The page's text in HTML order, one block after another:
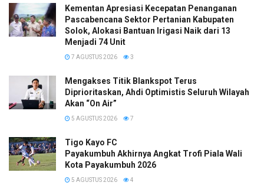
Kementan Apresiasi Kecepatan Penanganan
Pascabencana Sektor Pertanian Kabupaten
Solok, Alokasi Bantuan Irigasi Naik dari 13
Menjadi 74 Unit
7 AGUSTUS 2026 3
Mengakses Titik Blankspot Terus
Diprioritaskan, Ahdi Optimistis Seluruh Wilayah
Akan “On Air”
5 AGUSTUS 2026 7
Tigo Kayo FC
Payakumbuh Akhirnya Angkat Trofi Piala Wali
Kota Payakumbuh 2026
5 AGUSTUS 2026 4